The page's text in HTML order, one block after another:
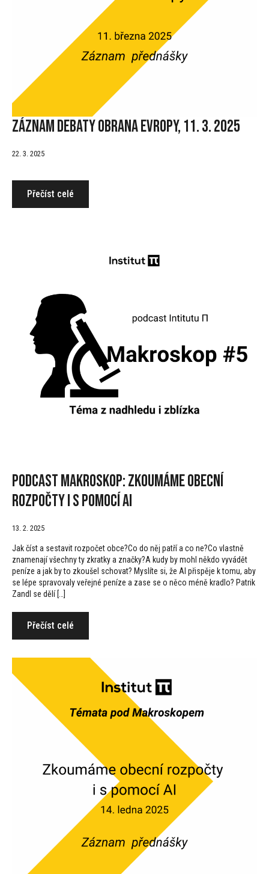
Záznam debaty Obrana Evropy, 11. 3. 2025
22. 3. 2025
Přečíst celé
Podcast Makroskop: Zkoumáme obecní
rozpočty i s pomocí AI
13. 2. 2025
Jak číst a sestavit rozpočet obce?Co do něj patří a co ne?Co vlastně
znamenají všechny ty zkratky a značky?A kudy by mohl někdo vyvádět
peníze a jak by to zkoušel schovat? Myslíte si, že AI přispěje k tomu, aby
se lépe spravovaly veřejné peníze a zase se o něco méně kradlo? Patrik
Zandl se dělí […]
Přečíst celé